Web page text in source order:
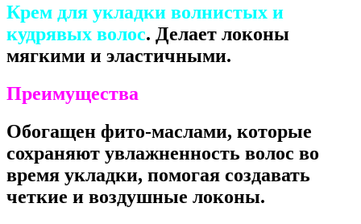
Крем для укладки волнистых и
кудрявых волос. Делает локоны
мягкими и эластичными.
Преимущества
Обогащен фито-маслами, которые
сохраняют увлажненность волос во
время укладки, помогая создавать
четкие и воздушные локоны.